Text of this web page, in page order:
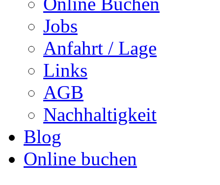
Jobs
Anfahrt / Lage
Links
AGB
Nachhaltigkeit
Blog
Online buchen